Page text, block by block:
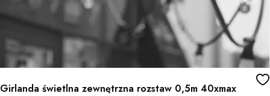
Girlanda świetlna zewnętrzna rozstaw 0,5m 40xmax